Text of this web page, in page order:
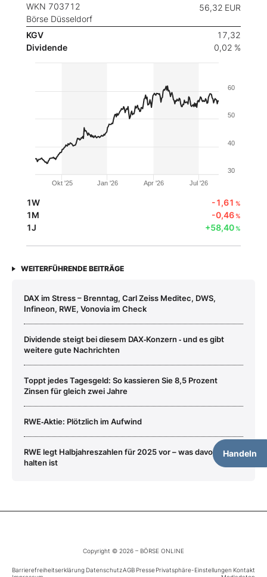
WKN 703712
Börse Düsseldorf
56,32 EUR
KGV
17,32
Dividende
0,02 %
Handeln
Okt '25 Jan '26 Apr '26 Jul '26
30
40
50
60
1W -1,61 %
1M -0,46%
1J +58,40%
WEITERFÜHRENDE BEITRÄGE
DAX im Stress – Brenntag, Carl Zeiss Meditec, DWS,
Infineon, RWE, Vonovia im Check
Dividende steigt bei diesem DAX‑Konzern ‑ und es gibt
weitere gute Nachrichten
Toppt jedes Tagesgeld: So kassieren Sie 8,5 Prozent
Zinsen für gleich zwei Jahre
RWE‑Aktie: Plötzlich im Aufwind
RWE legt Halbjahreszahlen für 2025 vor – was davon zu
halten ist
Copyright © 2026 – BÖRSE ONLINE
Barrierefreiheitserklärung DatenschutzAGB PressePrivatsphäre-Einstellungen Kontakt